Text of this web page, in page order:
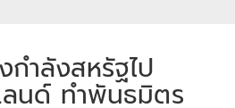
ำลังสหรัฐไป
ลนด์ ทำพันธมิตร